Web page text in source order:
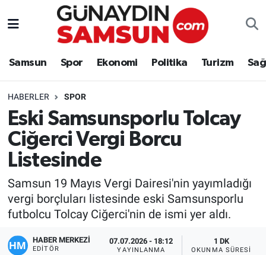
Samsun Spor Ekonomi Politika Turizm
HABERLER SPOR
Eski Samsunsporlu Tolcay
Ciğerci Vergi Borcu
Listesinde
Samsun 19 Mayıs Vergi Dairesi'nin yayımladığı
vergi borçluları listesinde eski Samsunsporlu
futbolcu Tolcay Ciğerci'nin de ismi yer aldı.
HABER MERKEZİ
EDITÖR
07.07.2026 - 18:12
YAYINLANMA
1 DK
OKUNMA SÜRESI
Samsun
Politika
Turizm
Sağlık
Nöbetçi Eczaneler
Süper Lig Puan Durumu ve Fikstür
Tüm Manşetler
Son Dakika Haberleri